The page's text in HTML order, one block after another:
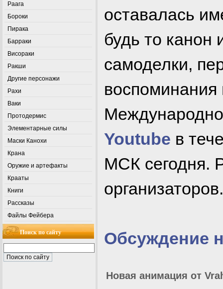
Раага
Бороки
Пирака
Барраки
Висораки
Ракши
Другие персонажи
Рахи
Ваки
Протодермис
Элементарные силы
Маски Канохи
Крана
Оружие и артефакты
Крааты
Книги
Рассказы
Файлы Фейбера
Поиск по сайту
оставалась
будь то канон
самоделки,
воспоминания
Youtube в
МСК сегодня.
организаторов.
Обсуждение
Новая анимация от